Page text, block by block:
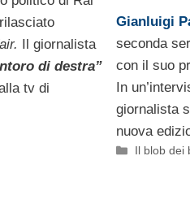
Il giornalista
di destra”
tv di
Gianluigi
seconda
con il suo
In
giornalista
nuova
Categorie
Il blob dei